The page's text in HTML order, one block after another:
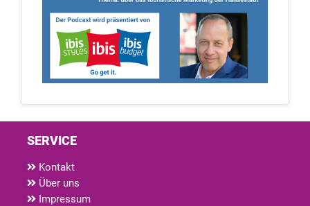
SERVICE
Kontakt
Über uns
Impressum